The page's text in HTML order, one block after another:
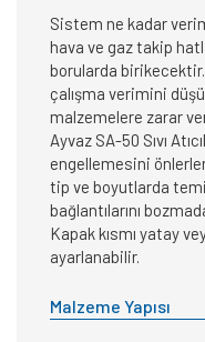
Sistem ne kadar
hava ve gaz takip
borularda birikecektir.
çalışma verimini
malzemelere zarar
Ayvaz SA-50 Sıvı
engellemesini
tip ve boyutlarda
bağlantılarını
Kapak kısmı yatay
ayarlanabilir.
Malzeme Yapısı